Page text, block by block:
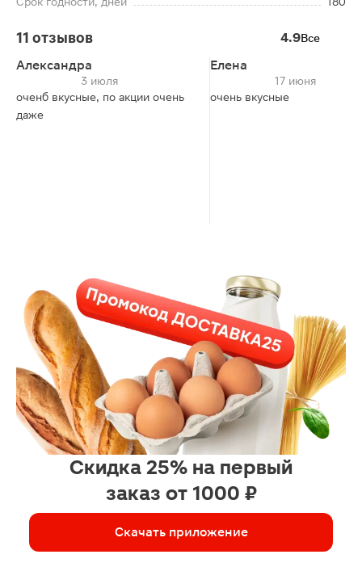
11 отзывов 4.9Все
Александра
3 июля
оченб вкусные, по акции очень
даже
Елена
17 июня
очень вкусные
Скидка 25% на первый
заказ от 1000 ₽
Скачать приложение